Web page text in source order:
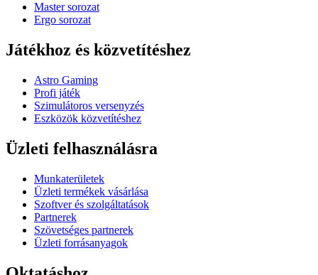
Master sorozat
Ergo sorozat
Játékhoz és közvetítéshez
Astro Gaming
Profi játék
Szimulátoros versenyzés
Eszközök közvetítéshez
Üzleti felhasználásra
Munkaterületek
Üzleti termékek vásárlása
Szoftver és szolgáltatások
Partnerek
Szövetséges partnerek
Üzleti forrásanyagok